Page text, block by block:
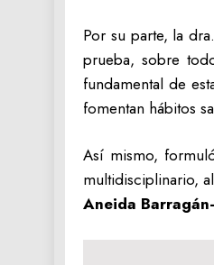
Por su parte, la
prueba, sobre
fundamental de
fomentan hábitos
Así mismo,
multidisciplinario,
Aneida